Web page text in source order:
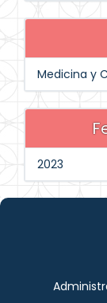
Medicina y
2023